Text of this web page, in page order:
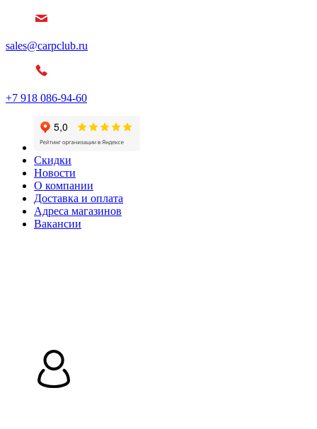
sales@carpclub.ru
+7 918 086-94-60
Скидки
Новости
О компании
Доставка и оплата
Адреса магазинов
Вакансии